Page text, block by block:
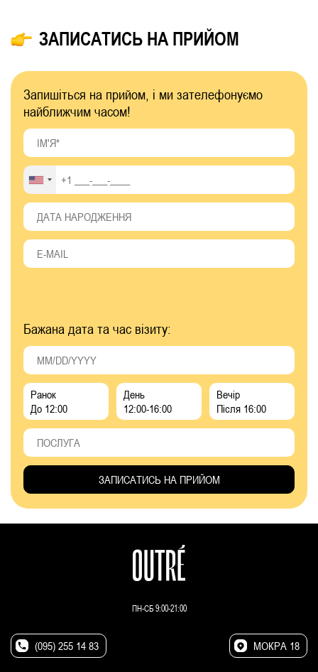
ЗАПИСАТИСЬ НА ПРИЙОМ
Запишіться на прийом, і ми зателефонуємо
найближчим часом!
Бажана дата та час візиту:
Ранок
До 12:00
День
12:00-16:00
Вечір
Після 16:00
ПН-СБ 9:00-21:00
(095) 255 14 83 МОКРА 18